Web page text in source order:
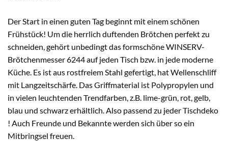
Der Start in einen guten Tag beginnt mit einem schönen
Frühstück! Um die herrlich duftenden Brötchen perfekt zu
schneiden, gehört unbedingt das formschöne WINSERV-
Brötchenmesser 6244 auf jeden Tisch bzw. in jede moderne
Küche. Es ist aus rostfreiem Stahl gefertigt, hat Wellenschliff
mit Langzeitschärfe. Das Griffmaterial ist Polypropylen und
in vielen leuchtenden Trendfarben, z.B. lime-grün, rot, gelb,
blau und schwarz erhältlich. Also passend zu jeder Tischdeko
! Auch Freunde und Bekannte werden sich über so ein
Mitbringsel freuen.